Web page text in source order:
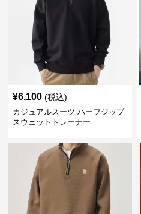
¥6,100 (税込)
カジュアルスーツ ハーフジップ
スウェットトレーナー